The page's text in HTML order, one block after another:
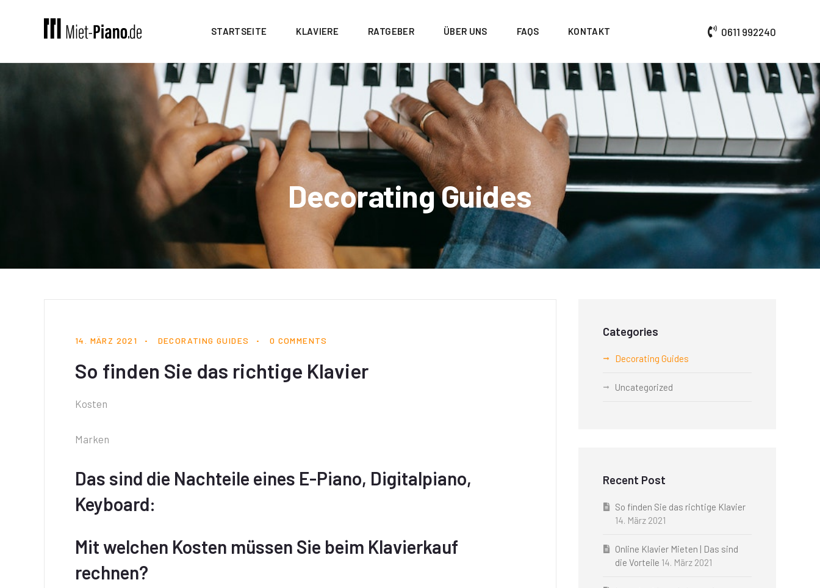
0611 992240
STARTSEITE KLAVIERE RATGEBER ÜBER UNS FAQS KONTAKT
Decorating Guides
14. MÄRZ 2021 DECORATING GUIDES 0 COMMENTS
So finden Sie das richtige Klavier
Kosten
Marken
Das sind die Nachteile eines E-Piano, Digitalpiano,
Keyboard:
Mit welchen Kosten müssen Sie beim Klavierkauf
rechnen?
Categories
Decorating Guides
Uncategorized
Recent Post
So finden Sie das richtige Klavier
14. März 2021
Online Klavier Mieten | Das sind
die Vorteile 14. März 2021